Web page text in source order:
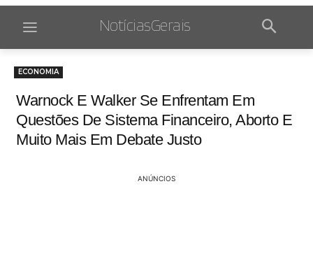
NotíciasGerais
ECONOMIA
Warnock E Walker Se Enfrentam Em
Questões De Sistema Financeiro, Aborto E
Muito Mais Em Debate Justo
ANÚNCIOS